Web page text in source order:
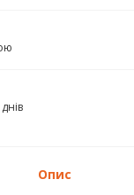
Опис